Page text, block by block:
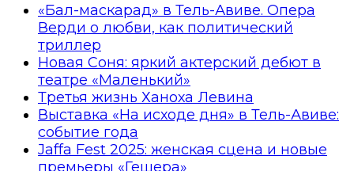
«Бал-маскарад» в Тель-Авиве. Опера
Верди о любви, как политический
триллер
Новая Соня: яркий актерский дебют в
театре «Маленький»
Третья жизнь Ханоха Левина
Выставка «На исходе дня» в Тель-Авиве:
событие года
Jaffa Fest 2025: женская сцена и новые
премьеры «Гешера»